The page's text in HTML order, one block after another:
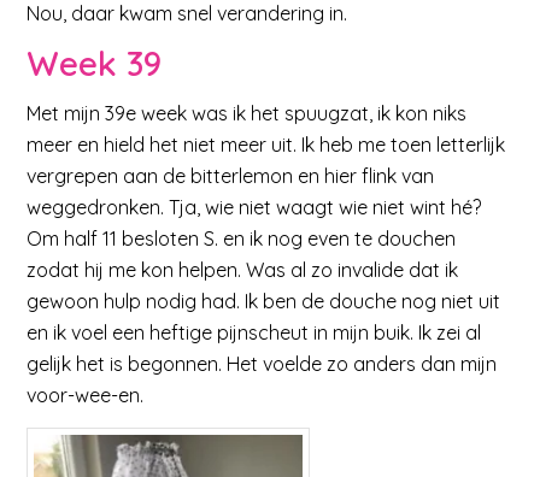
Nou, daar kwam snel verandering in.
Week 39
Met mijn 39e week was ik het spuugzat, ik kon niks
meer en hield het niet meer uit. Ik heb me toen letterlijk
vergrepen aan de bitterlemon en hier flink van
weggedronken. Tja, wie niet waagt wie niet wint hé?
Om half 11 besloten S. en ik nog even te douchen
zodat hij me kon helpen. Was al zo invalide dat ik
gewoon hulp nodig had. Ik ben de douche nog niet uit
en ik voel een heftige pijnscheut in mijn buik. Ik zei al
gelijk het is begonnen. Het voelde zo anders dan mijn
voor-wee-en.